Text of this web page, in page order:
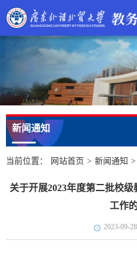
新闻通知
当前位置： 网站首页 > 新闻通知 >
关于开展2023年度第二批校
工作
2023-09-28